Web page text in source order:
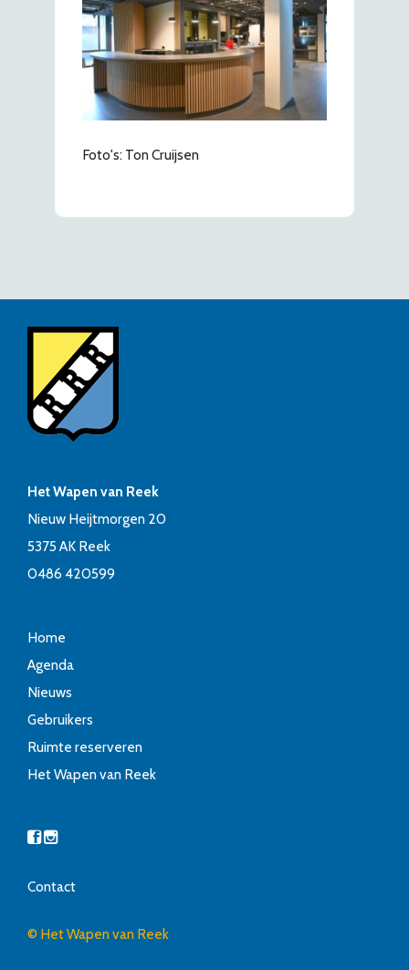
Foto's: Ton Cruijsen
Het Wapen van Reek
Nieuw Heijtmorgen 20
5375 AK Reek
0486 420599
Home
Agenda
Nieuws
Gebruikers
Ruimte reserveren
Het Wapen van Reek
Contact
© Het Wapen van Reek